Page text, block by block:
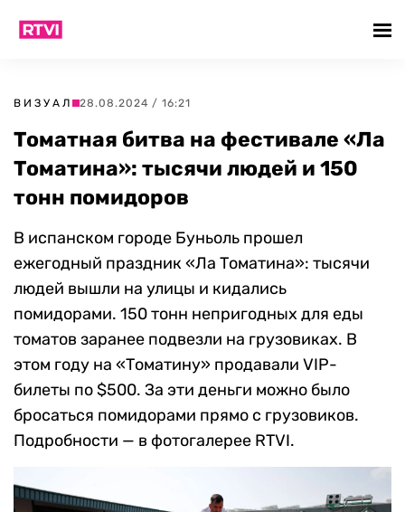
ВИЗУАЛ 28.08.2024 / 16:21
Томатная битва на фестивале «Ла
Томатина»: тысячи людей и 150
тонн помидоров
В испанском городе Буньоль прошел
ежегодный праздник «Ла Томатина»: тысячи
людей вышли на улицы и кидались
помидорами. 150 тонн непригодных для еды
томатов заранее подвезли на грузовиках. В
этом году на «Томатину» продавали VIP-
билеты по $500. За эти деньги можно было
бросаться помидорами прямо с грузовиков.
Подробности — в фотогалерее RTVI.